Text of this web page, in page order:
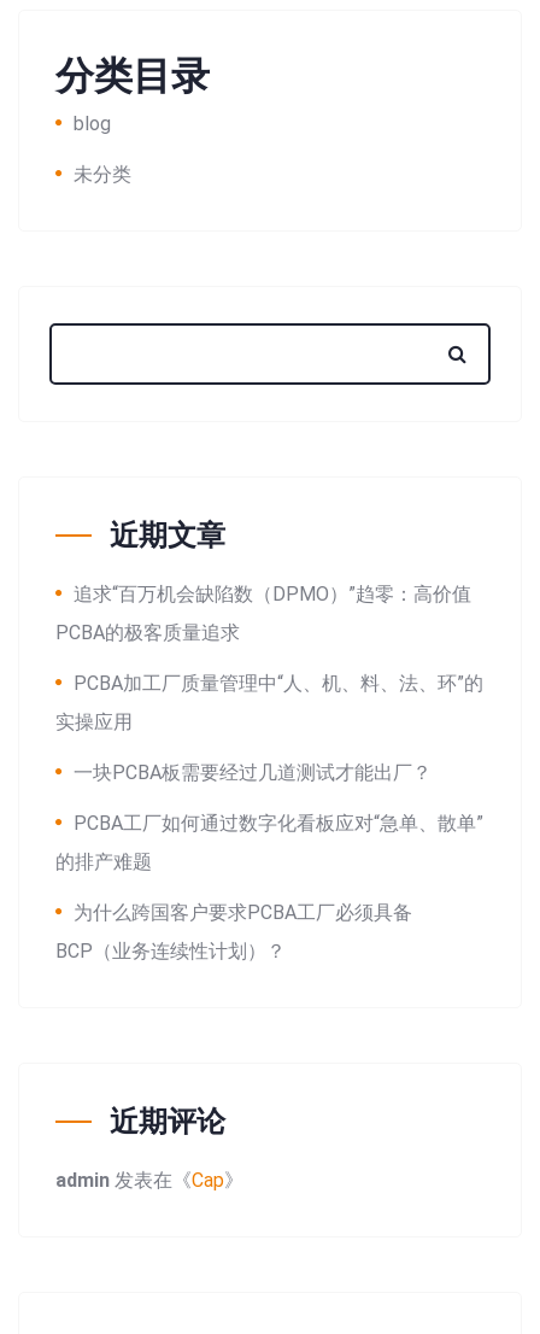
分类目录
blog
未分类
近期文章
追求“百万机会缺陷数（DPMO）”趋零：高价值
PCBA的极客质量追求
PCBA加工厂质量管理中“人、机、料、法、环”的
实操应用
一块PCBA板需要经过几道测试才能出厂？
PCBA工厂如何通过数字化看板应对“急单、散单”
的排产难题
为什么跨国客户要求PCBA工厂必须具备
BCP（业务连续性计划）？
近期评论
admin 发表在《Cap》